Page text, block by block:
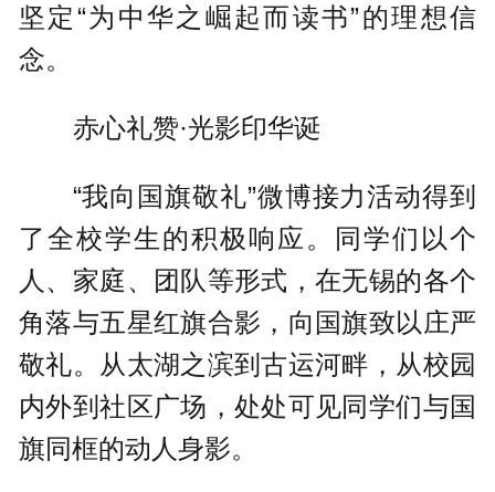
坚定“为中华之崛起而读书”的理想信
念。
赤心礼赞·光影印华诞
“我向国旗敬礼”微博接力活动得到
了全校学生的积极响应。同学们以个
人、家庭、团队等形式，在无锡的各个
角落与五星红旗合影，向国旗致以庄严
敬礼。从太湖之滨到古运河畔，从校园
内外到社区广场，处处可见同学们与国
旗同框的动人身影。